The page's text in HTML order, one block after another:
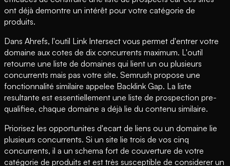
ont déjà demontre un intérêt pour votre catégorie de
produits.
Dans Ahrefs, l'outil Link Intersect vous permet d'entrer votre
domaine aux cotes de dix concurrents maximum. L'outil
retourne une liste de domaines qui lient un ou plusieurs
concurrents mais pas votre site. Semrush propose une
fonctionnalité similaire appelee Backlink Gap. La liste
resultante est essentiellement une liste de prospection pre-
qualifiee, chaque domaine a déjà lie du contenu similaire.
Priorisez les opportunites d'ecart de liens ou un domaine lie
plusieurs concurrents. Si un site lie trois de vos cinq
concurrents, il a un schema fort de couverture de votre
catégorie de produits et est très susceptible de considerer un